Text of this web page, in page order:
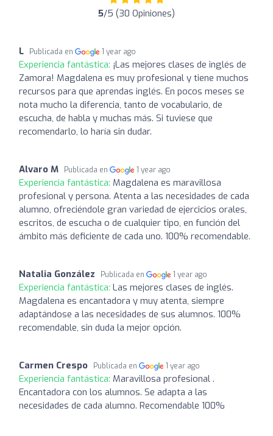
5/5 (30 Opiniones)
L Publicada en 1 year ago
Experiencia fantástica: ¡Las mejores clases de inglés de
Zamora! Magdalena es muy profesional y tiene muchos
recursos para que aprendas inglés. En pocos meses se
nota mucho la diferencia, tanto de vocabulario, de
escucha, de habla y muchas más. Si tuviese que
recomendarlo, lo haría sin dudar.
Alvaro M Publicada en 1 year ago
Experiencia fantástica: Magdalena es maravillosa
profesional y persona. Atenta a las necesidades de cada
alumno, ofreciéndole gran variedad de ejercicios orales,
escritos, de escucha o de cualquier tipo, en función del
ámbito más deficiente de cada uno. 100% recomendable.
Natalia González Publicada en 1 year ago
Experiencia fantástica: Las mejores clases de inglés.
Magdalena es encantadora y muy atenta, siempre
adaptándose a las necesidades de sus alumnos. 100%
recomendable, sin duda la mejor opción.
Carmen Crespo Publicada en 1 year ago
Experiencia fantástica: Maravillosa profesional .
Encantadora con los alumnos. Se adapta a las
necesidades de cada alumno. Recomendable 100%